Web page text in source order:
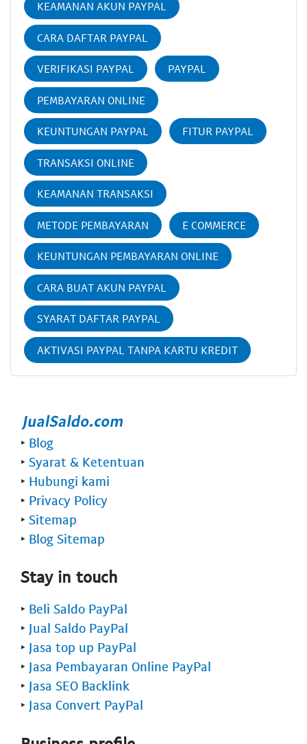
KEAMANAN AKUN PAYPAL
CARA DAFTAR PAYPAL
VERIFIKASI PAYPAL PAYPAL
PEMBAYARAN ONLINE
KEUNTUNGAN PAYPAL FITUR PAYPAL
TRANSAKSI ONLINE
KEAMANAN TRANSAKSI
METODE PEMBAYARAN E COMMERCE
KEUNTUNGAN PEMBAYARAN ONLINE
CARA BUAT AKUN PAYPAL
SYARAT DAFTAR PAYPAL
AKTIVASI PAYPAL TANPA KARTU KREDIT
‣ Blog
‣ Syarat & Ketentuan
‣ Hubungi kami
‣ Privacy Policy
‣ Sitemap
‣ Blog Sitemap
Stay in touch
‣ Beli Saldo PayPal
‣ Jual Saldo PayPal
‣ Jasa top up PayPal
‣ Jasa Pembayaran Online PayPal
‣ Jasa SEO Backlink
‣ Jasa Convert PayPal